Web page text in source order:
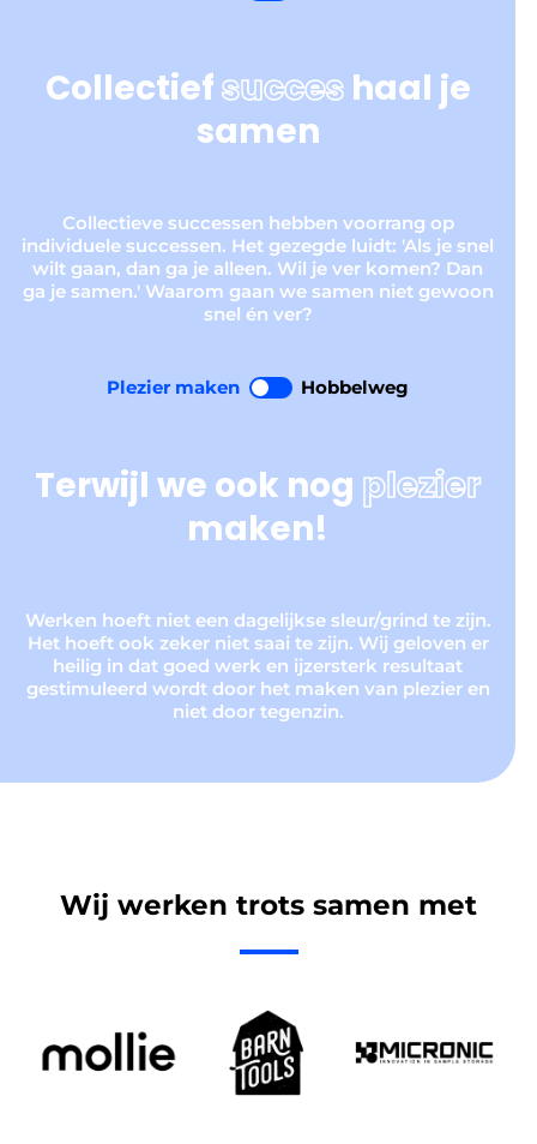
Collectiefsucces haal je
samen
Collectieve successen hebben voorrang op
individuele successen. Het gezegde luidt: 'Als je snel
wilt gaan, dan ga je alleen. Wil je ver komen? Dan
ga je samen.' Waarom gaan we samen niet gewoon
snel én ver?
Plezier maken Hobbelweg
Terwijl we ook nog plezier
maken!
Werken hoeft niet een dagelijkse sleur/grind te zijn.
Het hoeft ook zeker niet saai te zijn. Wij geloven er
heilig in dat goed werk en ijzersterk resultaat
gestimuleerd wordt door het maken van plezier en
niet door tegenzin.
Wij werken trots samen met